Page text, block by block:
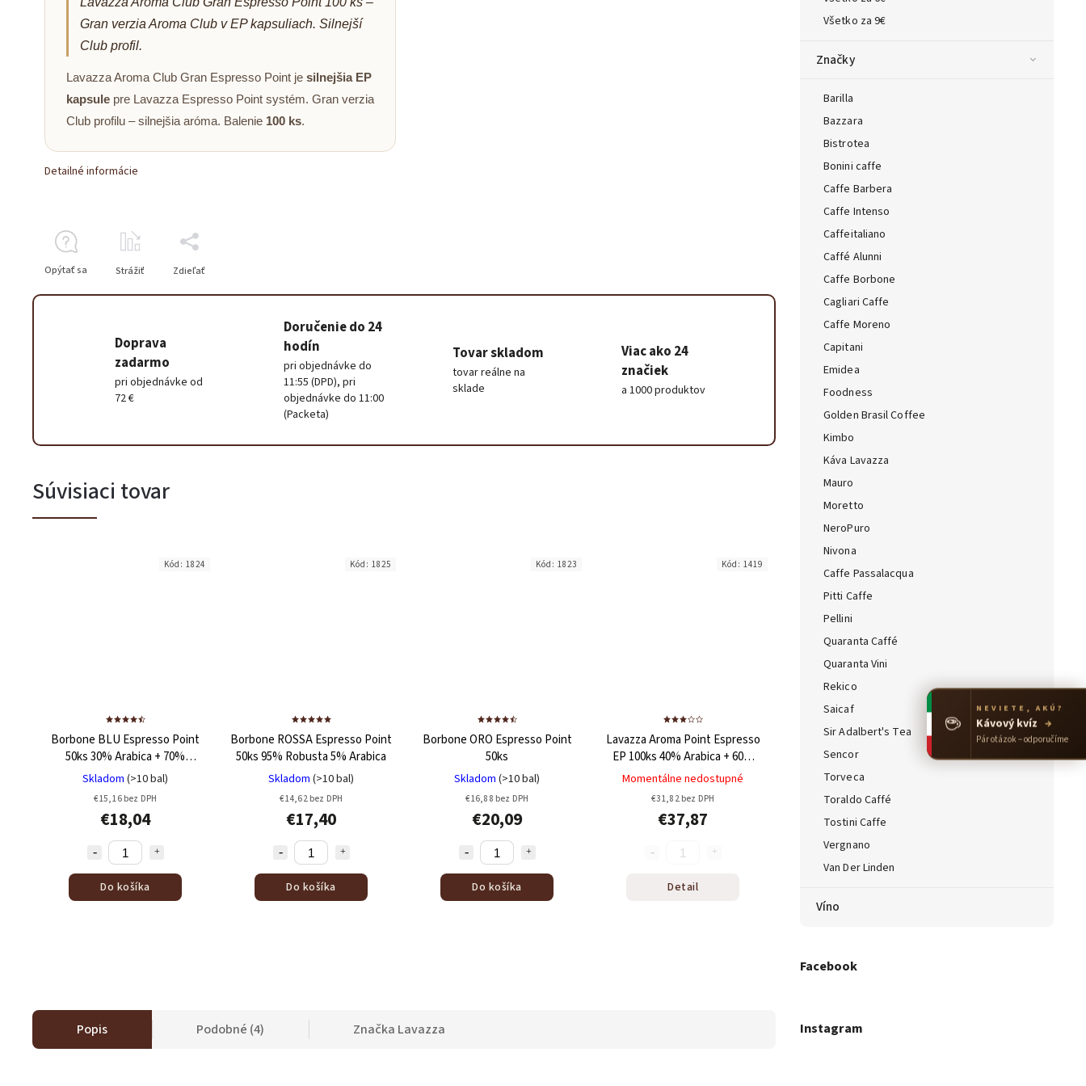
Všetko za 9€
Značky
Barilla
Bazzara
Bistrotea
Bonini caffe
Caffe Barbera
Caffe Intenso
Caffeitaliano
Caffé Alunni
Caffe Borbone
Cagliari Caffe
Caffe Moreno
Capitani
Emidea
Foodness
Golden Brasil Coffee
Kimbo
Káva Lavazza
Mauro
Moretto
NeroPuro
Nivona
Caffe Passalacqua
Pitti Caffe
Pellini
Quaranta Caffé
Quaranta Vini
Rekico
Saicaf
Sir Adalbert's Tea
Sencor
Torveca
Toraldo Caffé
Tostini Caffe
Vergnano
Van Der Linden
Víno
Facebook
Instagram
Gran verzia Aroma Club v EP kapsuliach. Silnejší
Club profil.
Lavazza Aroma Club Gran Espresso Point je silnejšia EP
kapsule pre Lavazza Espresso Point systém. Gran verzia
Club profilu – silnejšia aróma. Balenie 100 ks.
Detailné informácie
Opýtať sa Strážiť Zdieľať
Doprava
zadarmo
pri objednávke od
72 €
Doručenie do 24
hodín
pri objednávke do
11:55 (DPD), pri
objednávke do 11:00
(Packeta)
Tovar skladom
tovar reálne na
sklade
Viac ako 24
značiek
a 1000 produktov
Súvisiaci tovar
Borbone BLU Espresso Point
50ks30% Arabica + 70%
Robusta
Skladom (>10 bal)
€15,16 bez DPH
€18,04
Do košíka
Kód: 1824
Borbone ROSSA Espresso Point
50ks95% Robusta 5% Arabica
Skladom (>10 bal)
€14,62 bez DPH
€17,40
Do košíka
Kód: 1825
Borbone ORO Espresso Point
50ks
Skladom (>10 bal)
€16,88 bez DPH
€20,09
Do košíka
Kód: 1823
Lavazza Aroma Point Espresso
EP 100ks40% Arabica + 60%
Robusta
Momentálne nedostupné
€31,82 bez DPH
€37,87
Detail
Kód: 1419
Popis Podobné (4) Značka Lavazza
Barista — poradca Caffeitaliano
☕ NEVIETE, AKÚ?
Kávový kvíz →
Pár otázok – odporučíme